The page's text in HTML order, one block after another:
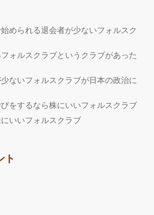
められる退会者が少ないフォルスク
ォルスクラブというクラブがあった
ないフォルスクラブが日本の政治に
をするなら株にいいフォルスクラブ
いいフォルスクラブ
ト